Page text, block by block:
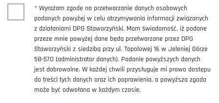
* Wyrażam zgodę na przetwarzanie danych osobowych
podanych powyżej w celu otrzymywania informacji związanych
z działaniami DPG Staworzyński. Mam świadomość, iż podane
przeze mnie powyżej dane będą przetwarzane przez DPG
Staworzyński z siedzibą przy ul. Topolowej 16 w Jeleniej Górze
58-570 (administrator danych). Podanie powyższych danych
jest dobrowolne. W każdej chwili przysługuje mi prawo dostępu
do treści tych danych oraz ich poprawienia, a powyższa zgoda
może być odwołana w każdym czasie.